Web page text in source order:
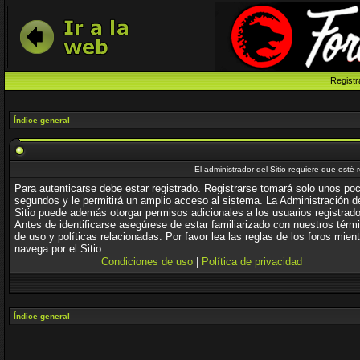
Índice general
El administrador del Sitio requiere que esté
Para autenticarse debe estar registrado. Registrarse tomará solo unos
segundos y le permitirá un amplio acceso al sistema. La Administración
Sitio puede además otorgar permisos adicionales a los usuarios
Antes de identificarse asegúrese de estar familiarizado con nuestros
de uso y políticas relacionadas. Por favor lea las reglas de los foros
navega por el Sitio.
Condiciones de uso
Política de privacidad
Índice general